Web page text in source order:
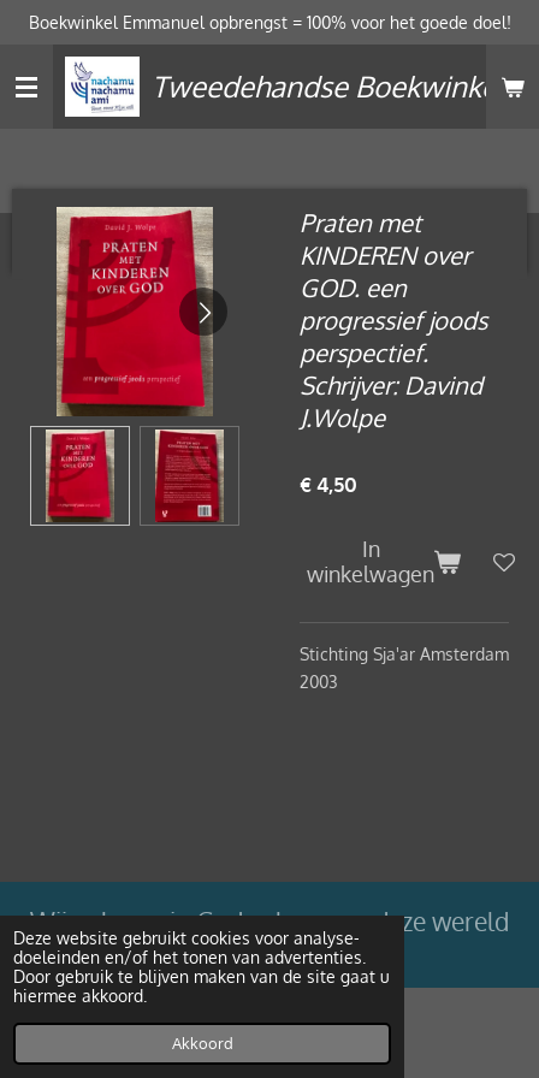
Deze website gebruikt cookies voor analyse-
doeleinden en/of het tonen van advertenties.
Door gebruik te blijven maken van de site gaat u
hiermee akkoord.
Akkoord
Ga
naar
hoofdinhoud
Tweedehandse Boekwinkel
Boekwinkel Emmanuel opbrengst = 100% voor het goede doel!
Praten met
KINDEREN over
GOD. een
progressief joods
perspectief.
Schrijver: Davind
J.Wolpe
€ 4,50
In
winkelwagen
Stichting Sja'ar Amsterdam
2003
Wij geloven in Gods plan voor deze wereld
Powered byJouwWeb